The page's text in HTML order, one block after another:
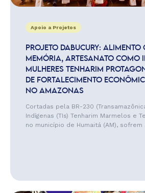
Apoio a Projetos
PROJETO DABUCURY: ALIMENTO
MEMÓRIA, ARTESANATO COMO
MULHERES TENHARIM
DE FORTALECIMENTO
NO AMAZONAS
Cortadas pela BR-230
Indígenas (TIs) Tenharim Marmelos e
no município de Humaitá (AM), sofrem